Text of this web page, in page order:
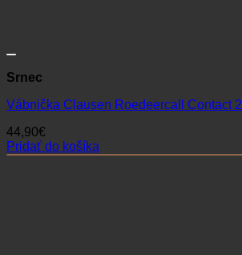
Srnec
Vábnička Clausen Roedeercall Contact 2
44,90€
Pridať do košíka